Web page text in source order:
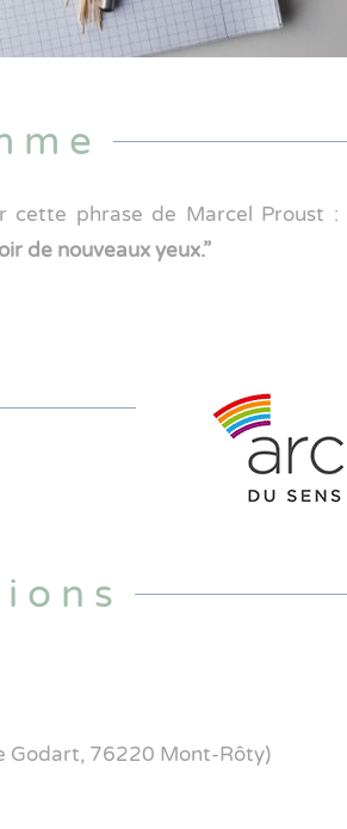
cette phrase de Marcel Proust :
de nouveaux yeux.”
Godart, 76220 Mont-Rôty)